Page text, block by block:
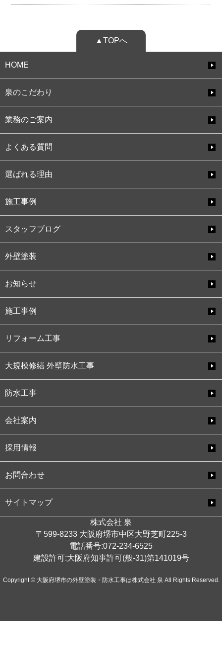
▲TOPへ
HOME
泉のこだわり
業務のご案内
よくある質問
選ばれる理由
施工事例
スタッフブログ
外壁塗装
お知らせ
施工事例
リフォーム工事
大規模修繕 外壁防水工事
防水工事
会社案内
採用情報
お問合わせ
サイトマップ
株式会社 泉
〒599-8233 大阪府堺市中区大野芝町225-3
電話番号:072-234-6525
建設許可:大阪府知事許可(般-31)第141019号
Copyright © 大阪府堺市の外壁塗装・防水工事は株式会社 泉 All Rights Reserved.